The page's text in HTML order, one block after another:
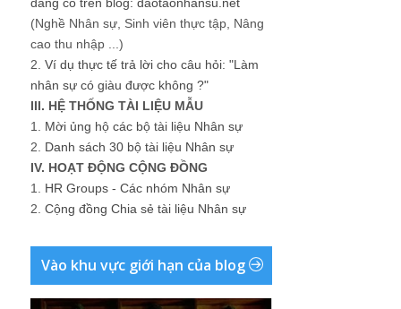
(Nghề Nhân sự, Sinh viên thực tập, Nâng
cao thu nhập ...)
2. Ví dụ thực tế trả lời cho câu hỏi: "Làm
nhân sự có giàu được không ?"
III. HỆ THỐNG TÀI LIỆU MẪU
1. Mời ủng hộ các bộ tài liệu Nhân sự
2. Danh sách 30 bộ tài liệu Nhân sự
IV. HOẠT ĐỘNG CỘNG ĐỒNG
1. HR Groups - Các nhóm Nhân sự
2. Cộng đồng Chia sẻ tài liệu Nhân sự
Vào khu vực giới hạn của blog